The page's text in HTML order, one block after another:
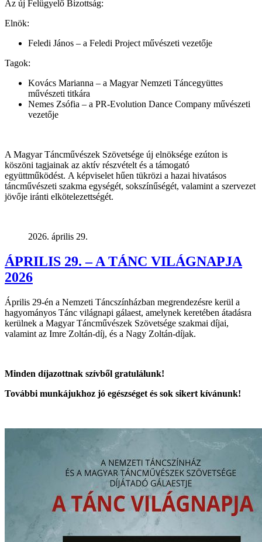
Az új Felügyelő Bizottság:
Elnök:
Feledi János – a Feledi Project művészeti vezetője
Tagok:
Kovács Marianna – a Magyar Nemzeti Táncegyüttes
művészeti titkára
Nemes Zsófia – a PR-Evolution Dance Company művészeti
vezetője
A Magyar Táncművészek Szövetsége új elnöksége ezúton is
köszöni tagjainak az aktív részvételt és a támogató
együttműködést. A képviselet hűen tükrözi a hazai hivatásos
táncművészeti szakma egységét, sokszínűségét, valamint a szervezet
jövője iránti elkötelezettségét.
2026. április 29.
ÁPRILIS 29. – A TÁNC VILÁGNAPJA
2026
Április 29-én a Nemzeti Táncszínházban megrendezésre kerül a
hagyományos Tánc világnapi gálaest, amelynek keretében átadásra
kerülnek a Magyar Táncművészek Szövetsége szakmai díjai,
valamint az Imre Zoltán-díj, és a Nagy Zoltán-díjak.
Minden díjazottnak szívből gratulálunk!
További munkájukhoz jó egészséget és sok sikert kívánunk!